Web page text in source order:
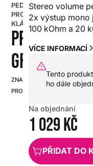
PEDÁL
PRO
KLÁVESY
PROEL
GF14L
ZNAČKA:
PROEL
SKU:
Stereo volume
2x výstup mono
100 kOhm a 20
VÍCE INFORMACÍ
Tento
ho dále
Na objednání
1 029 Kč
PŘIDAT DO